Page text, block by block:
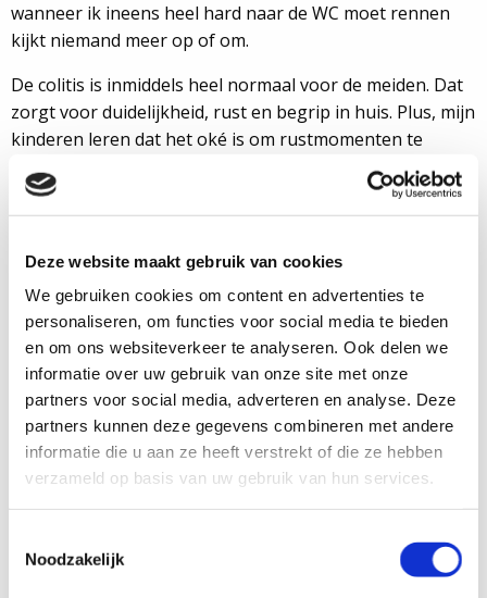
Deze website maakt gebruik van cookies
We gebruiken cookies om content en advertenties te
personaliseren, om functies voor social media te bieden
en om ons websiteverkeer te analyseren. Ook delen we
informatie over uw gebruik van onze site met onze
partners voor social media, adverteren en analyse. Deze
partners kunnen deze gegevens combineren met andere
informatie die u aan ze heeft verstrekt of die ze hebben
verzameld op basis van uw gebruik van hun services.
Noodzakelijk
wanneer ik ineens heel hard naar de WC moet rennen
kijkt niemand meer op of om.
De colitis is inmiddels heel normaal voor de meiden. Dat
zorgt voor duidelijkheid, rust en begrip in huis. Plus, mijn
kinderen leren dat het oké is om rustmomenten te
pakken en imperfecties van anderen te accepteren.
Mariëlle (35) kreeg in 2005 de diagnose colitis ulcerosa.
Samen met haar man Arno heeft ze twee dochters Leah
(5) en Femme (3).In haar blogs neemt zij jullie mee in
haar leven met de ziekte en de daarbij behorende
uitdagingen.Binnen de kaders van de colitis is Mariëlle
vastberaden er altijd het beste van te maken.
Volg Mariëlle ook via Instagram:
@leven.met.colitis.ulcerosa